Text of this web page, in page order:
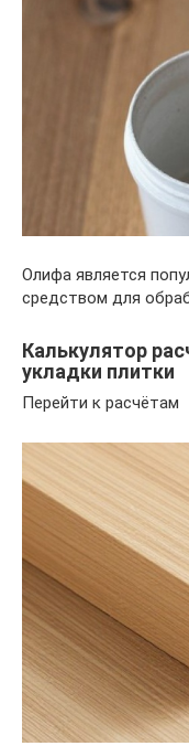
Олифа является
средством для
Калькулятор
укладки плитки
Перейти к расчётам